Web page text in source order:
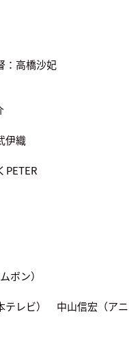
：高橋沙妃
伊織
ボン）
テレビ） 中山信宏（アニ